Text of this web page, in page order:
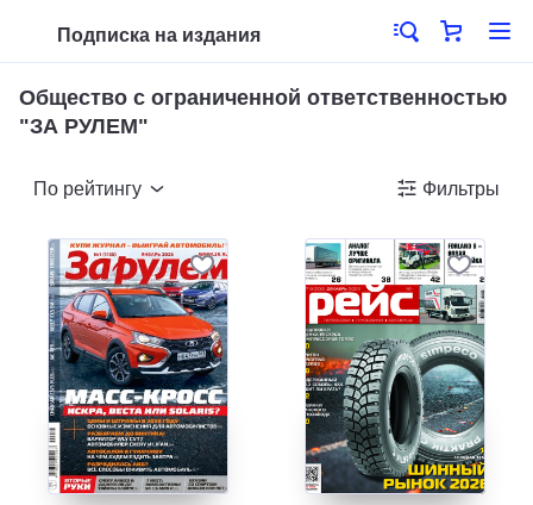
Подписка на издания
Общество с ограниченной ответственностью
"ЗА РУЛЕМ"
По рейтингу Фильтры